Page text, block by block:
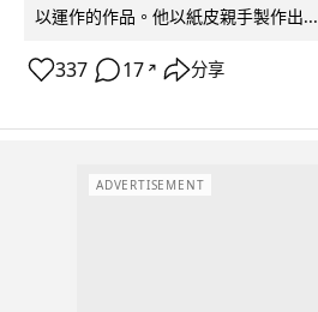
以運作的作品。他以紙皮親手製作出...
337 17 ↗ 分享
ADVERTISEMENT